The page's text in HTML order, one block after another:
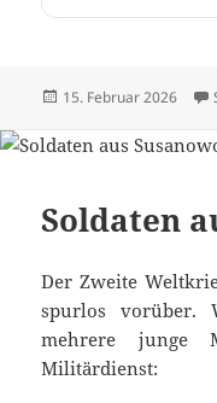
Veröffentlicht
15. Februar 2026
Soldaten
Der Zweite
spurlos vorüber.
mehrere junge
Militärdienst: